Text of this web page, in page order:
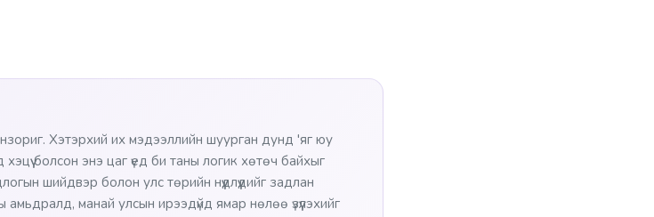
Хэтэрхий их мэдээллийн шуурган дунд 'яг юу
болсон энэ цаг үед би таны логик хөтөч байхыг
шийдвэр болон улс төрийн нүүдлүүдийг задлан
манай улсын ирээдүйд ямар нөлөө үзүүлэхийг